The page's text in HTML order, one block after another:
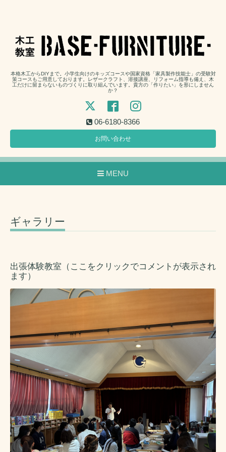
本格木工からDIYまで。小学生向けのキッズコースや国家資格「家具製作技能士」の受験対
策コースもご用意しております。レザークラフト、溶接講座、リフォーム指導も備え、木
工だけに留まらないものづくりに取り組んでいます。貴方の「作りたい」を形にしません
か？
06-6180-8366
お問い合わせ
MENU
ギャラリー
出張体験教室（ここをクリックでコメントが表示され
ます）